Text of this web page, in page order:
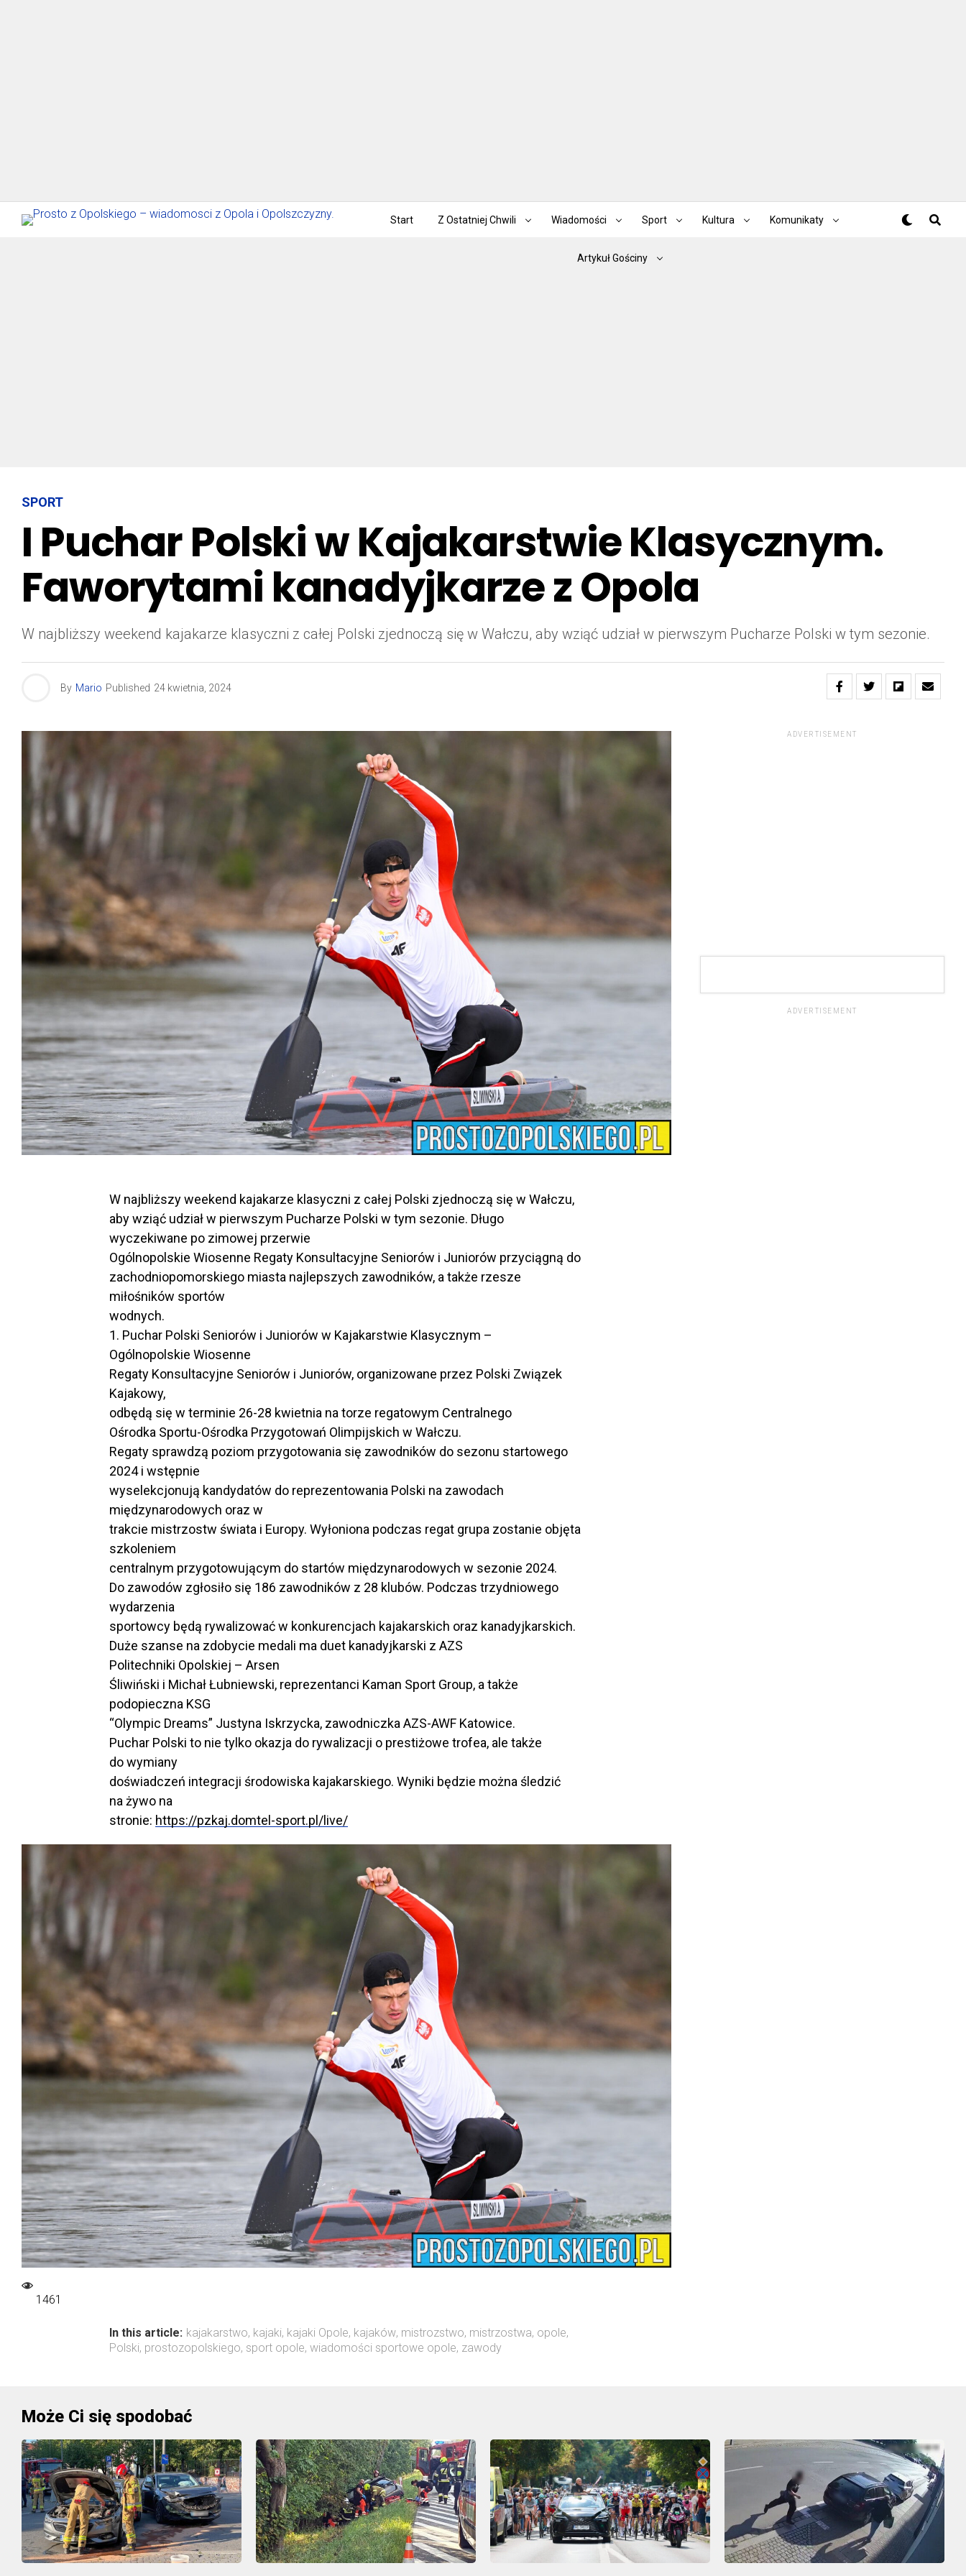
Start Z Ostatniej Chwili Wiadomości Sport Kultura Komunikaty
Artykuł Gościny
SPORT
I Puchar Polski w Kajakarstwie Klasycznym.
Faworytami kanadyjkarze z Opola
W najbliższy weekend kajakarze klasyczni z całej Polski zjednoczą się w Wałczu, aby wziąć udział w pierwszym Pucharze Polski w tym sezonie.
By Mario Published 24 kwietnia, 2024
W najbliższy weekend kajakarze klasyczni z całej Polski zjednoczą się w Wałczu,
aby wziąć udział w pierwszym Pucharze Polski w tym sezonie. Długo
wyczekiwane po zimowej przerwie
Ogólnopolskie Wiosenne Regaty Konsultacyjne Seniorów i Juniorów przyciągną do
zachodniopomorskiego miasta najlepszych zawodników, a także rzesze
miłośników sportów
wodnych.
1. Puchar Polski Seniorów i Juniorów w Kajakarstwie Klasycznym –
Ogólnopolskie Wiosenne
Regaty Konsultacyjne Seniorów i Juniorów, organizowane przez Polski Związek
Kajakowy,
odbędą się w terminie 26-28 kwietnia na torze regatowym Centralnego
Ośrodka Sportu-Ośrodka Przygotowań Olimpijskich w Wałczu.
Regaty sprawdzą poziom przygotowania się zawodników do sezonu startowego
2024 i wstępnie
wyselekcjonują kandydatów do reprezentowania Polski na zawodach
międzynarodowych oraz w
trakcie mistrzostw świata i Europy. Wyłoniona podczas regat grupa zostanie objęta
szkoleniem
centralnym przygotowującym do startów międzynarodowych w sezonie 2024.
Do zawodów zgłosiło się 186 zawodników z 28 klubów. Podczas trzydniowego
wydarzenia
sportowcy będą rywalizować w konkurencjach kajakarskich oraz kanadyjkarskich.
Duże szanse na zdobycie medali ma duet kanadyjkarski z AZS
Politechniki Opolskiej – Arsen
Śliwiński i Michał Łubniewski, reprezentanci Kaman Sport Group, a także
podopieczna KSG
“Olympic Dreams” Justyna Iskrzycka, zawodniczka AZS-AWF Katowice.
Puchar Polski to nie tylko okazja do rywalizacji o prestiżowe trofea, ale także
do wymiany
doświadczeń integracji środowiska kajakarskiego. Wyniki będzie można śledzić
na żywo na
stronie: https://pzkaj.domtel-sport.pl/live/
1461
In this article: kajakarstwo, kajaki, kajaki Opole, kajaków, mistrozstwo, mistrzostwa, opole,
Polski, prostozopolskiego, sport opole, wiadomości sportowe opole, zawody
ADVERTISEMENT
ADVERTISEMENT
Może Ci się spodobać